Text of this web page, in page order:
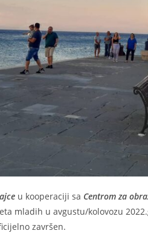
u kooperaciji sa Centrom za
mladih u avgustu/kolovozu
završen.